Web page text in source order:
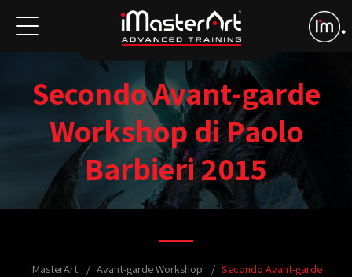
Secondo Avant-garde
Workshop di Paolo
Barbieri 2015
iMasterArt Avant-garde Workshop
Secondo Avant-garde